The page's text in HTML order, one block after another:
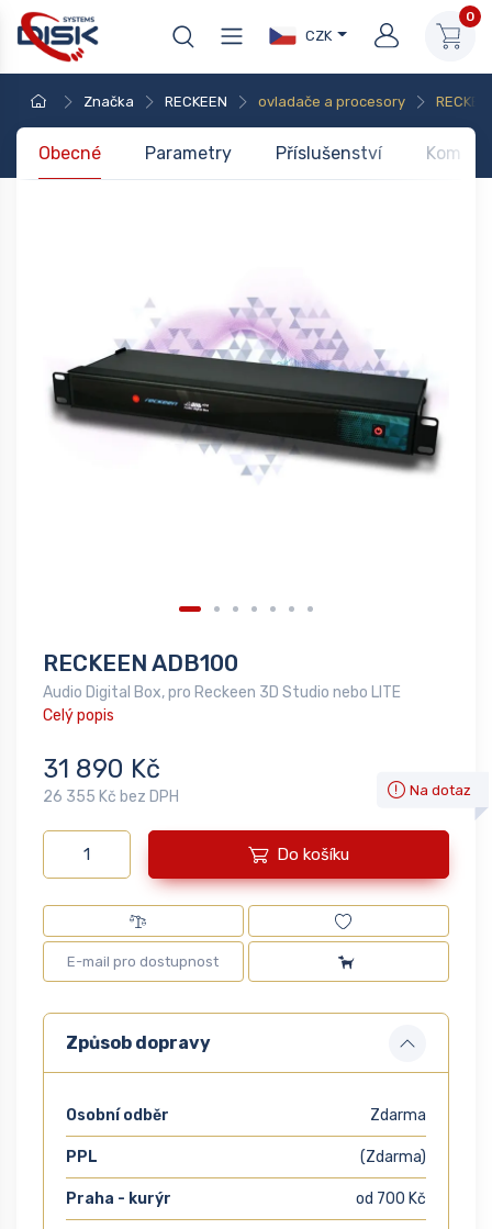
CZK
0
Značka RECKEEN ovladače a procesory
Obecné Parametry Příslušenství
RECKEEN ADB100
Audio Digital Box, pro Reckeen 3D Studio nebo LITE
Celý popis
31 890 Kč
26 355 Kč bez DPH Na dotaz
Do košíku
Způsob dopravy
Osobní odběr Zdarma
PPL (Zdarma)
Praha - kurýr od 700 Kč